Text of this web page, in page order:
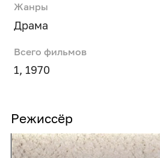
Жанры
Драма
Всего фильмов
1, 1970
Режиссёр